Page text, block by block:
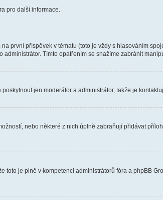
pro další informace.
první příspěvek v tématu (toto je vždy s hlasováním
Tímto opatřením se snažíme zabránit
jen moderátor a administrátor, takže je
nebo některé z nich úplně zabraňují přidávat
toto je plně v kompetenci administrátorů fóra a phpBB